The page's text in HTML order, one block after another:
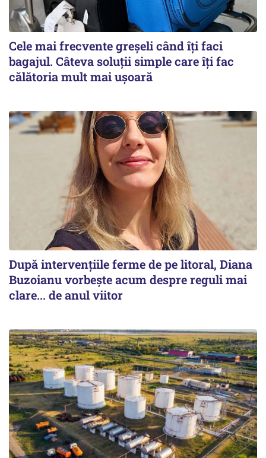
Cele mai frecvente greșeli când îți faci
bagajul. Câteva soluții simple care îți fac
călătoria mult mai ușoară
După intervențiile ferme de pe litoral, Diana
Buzoianu vorbește acum despre reguli mai
clare... de anul viitor